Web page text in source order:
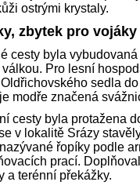
ostrými krystaly.
zbytek pro vojáky
cesty byla
Pro lesní
sedla do
modře značená
cesty byla protažena
v lokalitě Srázy
řopíky podle
prací.
a terénní překážky.